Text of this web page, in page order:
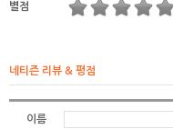
별점
네티즌 리뷰 & 평점
이름